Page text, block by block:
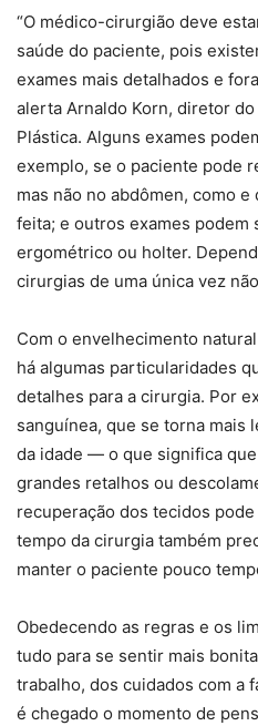
“O médico-cirurgião deve
saúde do paciente, pois
exames mais detalhados e
alerta Arnaldo Korn, diretor
Plástica. Alguns exames
exemplo, se o paciente pode
mas não no abdômen, como
feita; e outros exames
ergométrico ou holter.
cirurgias de uma única vez
Com o envelhecimento
há algumas particularidades
detalhes para a cirurgia. Por
sanguínea, que se torna mais
da idade — o que significa
grandes retalhos ou
recuperação dos tecidos
tempo da cirurgia também
manter o paciente pouco
Obedecendo as regras e os
tudo para se sentir mais
trabalho, dos cuidados com a
é chegado o momento de